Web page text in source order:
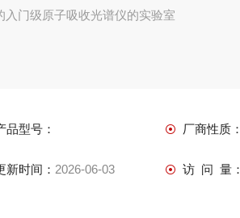
入门级原子吸收光谱仪的实验室
品型号： 厂商性质：
新时间： 2026-06-03 访 问 量：